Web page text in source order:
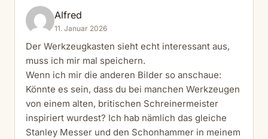
Alfred
11. Januar 2026
Der Werkzeugkasten sieht echt interessant aus,
muss ich mir mal speichern.
Wenn ich mir die anderen Bilder so anschaue:
Könnte es sein, dass du bei manchen Werkzeugen
von einem alten, britischen Schreinermeister
inspiriert wurdest? Ich hab nämlich das gleiche
Stanley Messer und den Schonhammer in meinem